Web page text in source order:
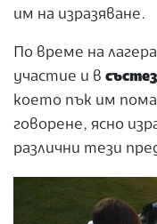
им на изразяване.
По време на
участие и в
което пък им
говорене, ясно
различни тези